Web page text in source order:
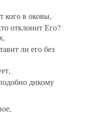
кого в оковы,
отклонит Его?
ли его без
дикому